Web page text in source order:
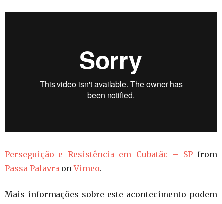
Perseguição e Resistência em Cubatão – SPfrom
Passa Palavra onVimeo.
Mais informações sobre este acontecimento podem